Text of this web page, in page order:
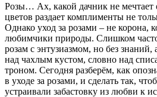
Розы… Ах, какой дачник не мечтает
цветов раздает комплименты не
Однако уход за розами – не корона,
любимчики природы. Слишком
розам с энтузиазмом, но без
над чахлым кустом, словно над
троном. Сегодня разберём, как
в уходе за розами, и сделать так,
устраивали забастовку из любви к